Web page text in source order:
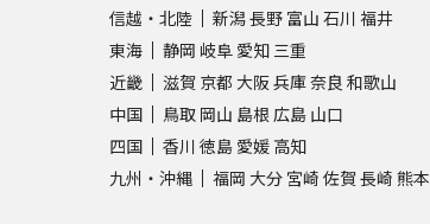
信越・北陸
新潟長野 富山 石川 福井
東海
静岡 岐阜 愛知 三重
近畿
滋賀 京都 大阪兵庫奈良 和歌山
中国
鳥取 岡山 島根 広島 山口
四国
香川 徳島 愛媛 高知
九州・沖縄
福岡 大分 宮崎 佐賀 長崎 熊本